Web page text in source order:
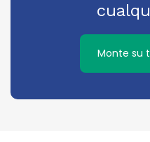
Monte su